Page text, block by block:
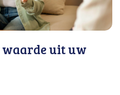
waarde uit uw